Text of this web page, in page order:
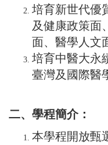
培育新世代優
及健康政策面
面、醫學人文
培育中醫大永
臺灣及國際醫
二、學程簡介：
本學程開放甄